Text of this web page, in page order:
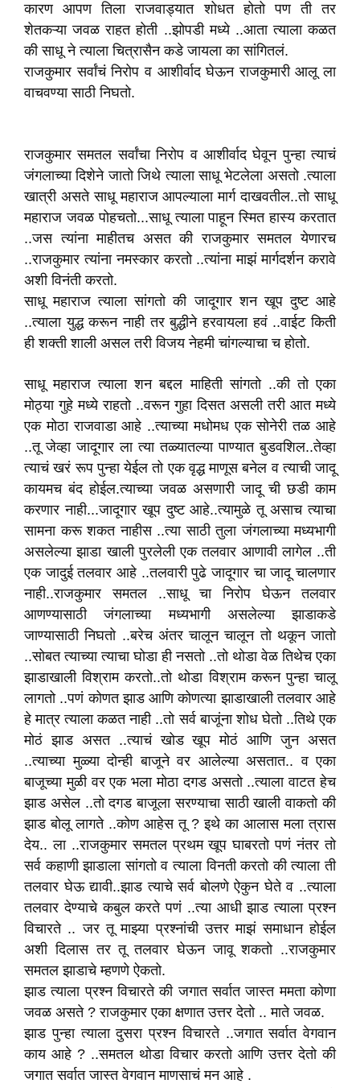
कारण आपण तिला राजवाड्यात शोधत होतो पण ती तर
शेतकऱ्या जवळ राहत होती ..झोपडी मध्ये ..आता त्याला कळत
की साधू ने त्याला चित्रासैन कडे जायला का सांगितलं.
राजकुमार सर्वांचं निरोप व आशीर्वाद घेऊन राजकुमारी आलू ला
वाचवण्या साठी निघतो.
राजकुमार समतल सर्वांचा निरोप व आशीर्वाद घेवून पुन्हा त्याचं
जंगलाच्या दिशेने जातो जिथे त्याला साधू भेटलेला असतो .त्याला
खात्री असते साधू महाराज आपल्याला मार्ग दाखवतील..तो साधू
महाराज जवळ पोहचतो...साधू त्याला पाहून स्मित हास्य करतात
..जस त्यांना माहीतच असत की राजकुमार समतल येणारच
..राजकुमार त्यांना नमस्कार करतो ..त्यांना माझं मार्गदर्शन करावे
अशी विनंती करतो.
साधू महाराज त्याला सांगतो की जादूगार शन खूप दुष्ट आहे
..त्याला युद्ध करून नाही तर बुद्धीने हरवायला हवं ..वाईट किती
ही शक्ती शाली असल तरी विजय नेहमी चांगल्याचा च होतो.
साधू महाराज त्याला शन बद्दल माहिती सांगतो ..की तो एका
मोठ्या गुहे मध्ये राहतो ..वरून गुहा दिसत असली तरी आत मध्ये
एक मोठा राजवाडा आहे ..त्याच्या मधोमध एक सोनेरी तळ आहे
..तू जेव्हा जादूगार ला त्या तळ्यातल्या पाण्यात बुडवशिल..तेव्हा
त्याचं खरं रूप पुन्हा येईल तो एक वृद्ध माणूस बनेल व त्याची जादू
कायमच बंद होईल.त्याच्या जवळ असणारी जादू ची छडी काम
करणार नाही...जादूगार खूप दुष्ट आहे..त्यामुळे तू असाच त्याचा
सामना करू शकत नाहीस ..त्या साठी तुला जंगलाच्या मध्यभागी
असलेल्या झाडा खाली पुरलेली एक तलवार आणावी लागेल ..ती
एक जादुई तलवार आहे ..तलवारी पुढे जादूगार चा जादू चालणार
नाही..राजकुमार समतल ..साधू चा निरोप घेऊन तलवार
आणण्यासाठी जंगलाच्या मध्यभागी असलेल्या झाडाकडे
जाण्यासाठी निघतो ..बरेच अंतर चालून चालून तो थकून जातो
..सोबत त्याच्या त्याचा घोडा ही नसतो ..तो थोडा वेळ तिथेच एका
झाडाखाली विश्राम करतो..तो थोडा विश्राम करून पुन्हा चालू
लागतो ..पणं कोणत झाड आणि कोणत्या झाडाखाली तलवार आहे
हे मात्र त्याला कळत नाही ..तो सर्व बाजूंना शोध घेतो ..तिथे एक
मोठं झाड असत ..त्याचं खोड खूप मोठं आणि जुन असत
..त्याच्या मुळ्या दोन्ही बाजूने वर आलेल्या असतात.. व एका
बाजूच्या मुळी वर एक भला मोठा दगड असतो ..त्याला वाटत हेच
झाड असेल ..तो दगड बाजूला सरण्याचा साठी खाली वाकतो की
झाड बोलू लागते ..कोण आहेस तू ? इथे का आलास मला त्रास
देय.. ला ..राजकुमार समतल प्रथम खूप घाबरतो पणं नंतर तो
सर्व कहाणी झाडाला सांगतो व त्याला विनती करतो की त्याला ती
तलवार घेऊ द्यावी..झाड त्याचे सर्व बोलणे ऐकुन घेते व ..त्याला
तलवार देण्याचे कबुल करते पणं ..त्या आधी झाड त्याला प्रश्न
विचारते .. जर तू माझ्या प्रश्नांची उत्तर माझं समाधान होईल
अशी दिलास तर तू तलवार घेऊन जावू शकतो ..राजकुमार
समतल झाडाचे म्हणणे ऐकतो.
झाड त्याला प्रश्न विचारते की जगात सर्वात जास्त ममता कोणा
जवळ असते ? राजकुमार एका क्षणात उत्तर देतो .. माते जवळ.
झाड पुन्हा त्याला दुसरा प्रश्न विचारते ..जगात सर्वात वेगवान
काय आहे ? ..समतल थोडा विचार करतो आणि उत्तर देतो की
जगात सर्वात जास्त वेगवान माणसाचं मन आहे .